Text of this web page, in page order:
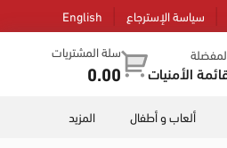
سياسة الإسترجاع English
الأمنيات
سلة المشتريات
0.00
ألعاب و أطفال المزيد